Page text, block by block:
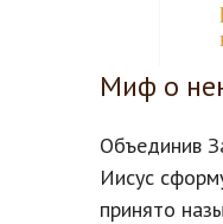
Миф о
Объединив
Иисус
принято